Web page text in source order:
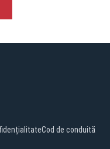
Cod de conduită